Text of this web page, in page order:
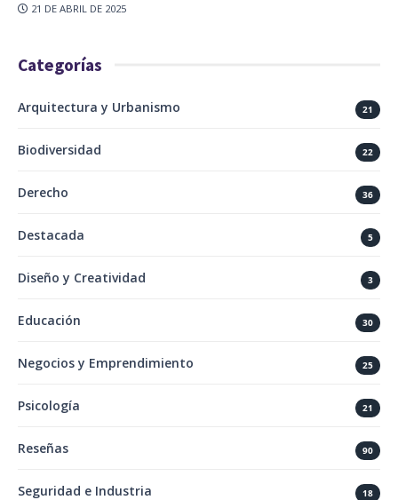
21 DE ABRIL DE 2025
Categorías
Arquitectura y Urbanismo 21
Biodiversidad 22
Derecho 36
Destacada 5
Diseño y Creatividad 3
Educación 30
Negocios y Emprendimiento 25
Psicología 21
Reseñas 90
Seguridad e Industria 18